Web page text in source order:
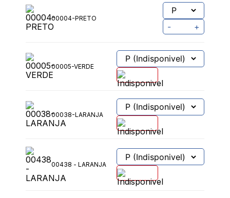
00004-PRETO
- +
00005-VERDE
00038-LARANJA
00438 - LARANJA